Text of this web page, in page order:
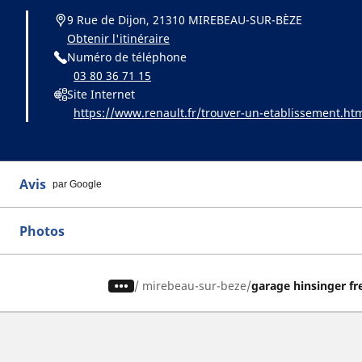
9 Rue de Dijon, 21310 MIREBEAU-SUR-BÈZE
Obtenir l'itinéraire
Numéro de téléphone
03 80 36 71 15
Site Internet
https://www.renault.fr/trouver-un-
Avis par Google
Photos
/ mirebeau-sur-beze garage hinsinger